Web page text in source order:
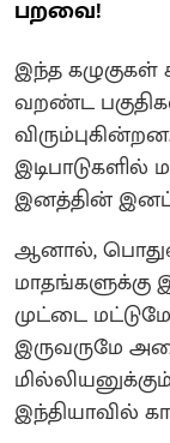
பறவை!
இந்த
வறண்ட
இனத்தின்
ஆனால்,
மாதங்களுக்கு
முட்டை
இருவருமே
இந்தியாவில்